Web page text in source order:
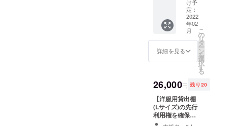
分の棚の利用料
は無料です。以
降は月額６，６
００円程度（税
込）がかかりま
カー1点
詰め合
わせ】
※画像は
一例で
す ■ア
メカジ
古着(サ
XL)の
シャツ2
点ス
ウェッ
トor
け予
定：
2022
年02
月
詳細を見る
こ
の
リ
タ
ー
ン
を
選
択
す
る
26,000円 残り20
【洋服用貸出棚
(Lサイズ)の先行
利用権を確保し
ます！】 ※Bプラ